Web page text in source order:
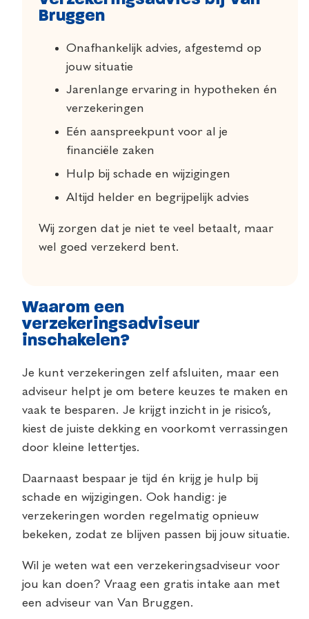
Bruggen
Onafhankelijk advies, afgestemd op
jouw situatie
Jarenlange ervaring in hypotheken én
verzekeringen
Eén aanspreekpunt voor al je
financiële zaken
Hulp bij schade en wijzigingen
Altijd helder en begrijpelijk advies
Wij zorgen dat je niet te veel betaalt, maar
wel goed verzekerd bent.
Waarom een
verzekeringsadviseur
inschakelen?
Je kunt verzekeringen zelf afsluiten, maar een
adviseur helpt je om betere keuzes te maken en
vaak te besparen. Je krijgt inzicht in je risico’s,
kiest de juiste dekking en voorkomt verrassingen
door kleine lettertjes.
Daarnaast bespaar je tijd én krijg je hulp bij
schade en wijzigingen. Ook handig: je
verzekeringen worden regelmatig opnieuw
bekeken, zodat ze blijven passen bij jouw situatie.
Wil je weten wat een verzekeringsadviseur voor
jou kan doen? Vraag een gratis intake aan met
een adviseur van Van Bruggen.